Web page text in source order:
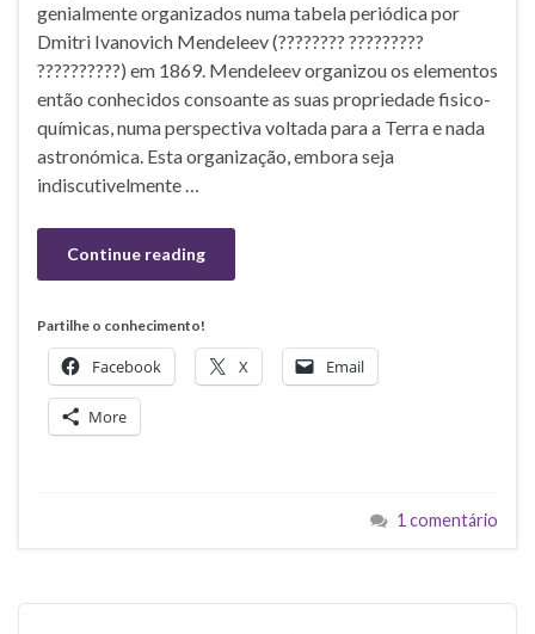
genialmente organizados numa tabela periódica por
Dmitri Ivanovich Mendeleev (???????? ?????????
??????????) em 1869. Mendeleev organizou os elementos
então conhecidos consoante as suas propriedade fisico-
químicas, numa perspectiva voltada para a Terra e nada
astronómica. Esta organização, embora seja
indiscutivelmente …
Continue reading
Partilhe o conhecimento!
Facebook X Email
More
1 comentário